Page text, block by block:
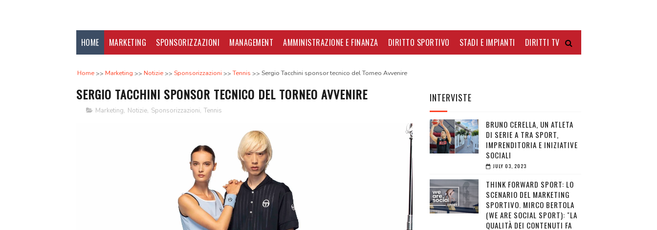
HOME MARKETING SPONSORIZZAZIONI MANAGEMENT AMMINISTRAZIONE E FINANZA DIRITTO SPORTIVO STADI E IMPIANTI DIRITTI TV
Home Marketing Notizie Sponsorizzazioni Tennis Sergio Tacchini sponsor tecnico del Torneo Avvenire
SERGIO TACCHINI SPONSOR TECNICO DEL TORNEO AVVENIRE
Marketing, Notizie, Sponsorizzazioni, Tennis
INTERVISTE
BRUNO CERELLA, UN ATLETA
DI SERIE A TRA SPORT,
IMPRENDITORIA E INIZIATIVE
SOCIALI
JULY 03, 2023
THINK FORWARD SPORT: LO
SCENARIO DEL MARKETING
SPORTIVO. MIRCO BERTOLA
(WE ARE SOCIAL SPORT): "LA
QUALITÀ DEI CONTENUTI FA